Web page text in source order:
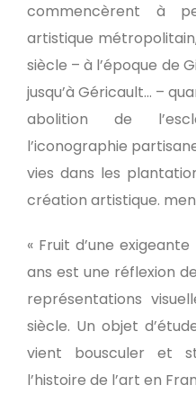
commencèrent à
artistique
siècle – à l’époque de
jusqu’à Géricault… –
abolition de
l’iconographie
vies dans les
création artistique.
« Fruit d’une
ans est une réflexion
représentations
siècle. Un objet
vient bousculer et
l’histoire de l’art en